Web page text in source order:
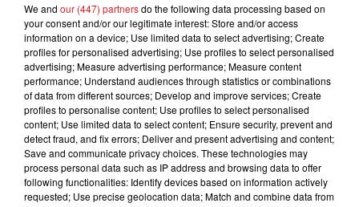
FIL D'ACTUS
15 juillet 2026
BÉTHUNE: ENQUÊTE POUR HOMICIDE
We and our (447) partnersdo the following data processing based on
your consent and/or our legitimate interest: Store and/or access
information on a device; Use limited data to select advertising; Create
profiles for personalised advertising; Use profiles to select personalised
advertising; Measure advertising performance; Measure content
performance; Understand audiences through statistics or combinations
of data from different sources; Develop and improve services; Create
profiles to personalise content; Use profiles to select personalised
content; Use limited data to select content; Ensure security, prevent and
detect fraud, and fix errors; Deliver and present advertising and content;
Save and communicate privacy choices. These technologies may
process personal data such as IP address and browsing data to offer
following functionalities: Identify devices based on information actively
requested; Use precise geolocation data; Match and combine data from